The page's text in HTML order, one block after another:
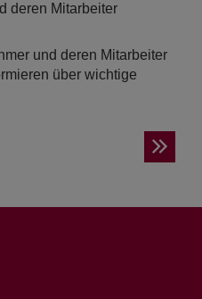
deren Mitarbeiter
und deren Mitarbeiter
über wichtige